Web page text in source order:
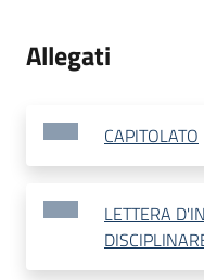
Allegati
CAPITOLATO
LETTERA